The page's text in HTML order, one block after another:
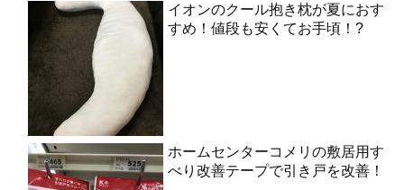
イオンのクール抱き枕が夏におす
すめ！値段も安くてお手頃！?
ホームセンターコメリの敷居用す
べり改善テープで引き戸を改善！